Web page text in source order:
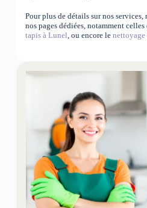
Pour plus de détails sur nos
nos pages dédiées, notamment
tapis à Lunel, ou encore le nettoyage